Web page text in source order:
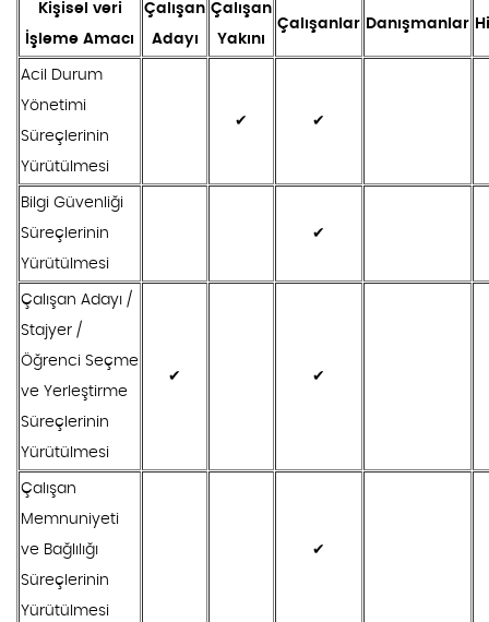
Kişisel veri
İşleme Amacı
Çalışan
Adayı
Çalışan
Yakını
Çalışanlar Danışmanlar
Acil Durum
Yönetimi
Süreçlerinin
Yürütülmesi
✔ ✔
Bilgi Güvenliği
Süreçlerinin
Yürütülmesi
✔
Çalışan Adayı /
Stajyer /
Öğrenci Seçme
ve Yerleştirme
Süreçlerinin
Yürütülmesi
✔ ✔
Çalışan
Memnuniyeti
ve Bağlılığı
Süreçlerinin
Yürütülmesi
✔